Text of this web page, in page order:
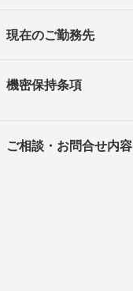
現在のご勤務先
機密保持条項
ご相談・お問合せ内容